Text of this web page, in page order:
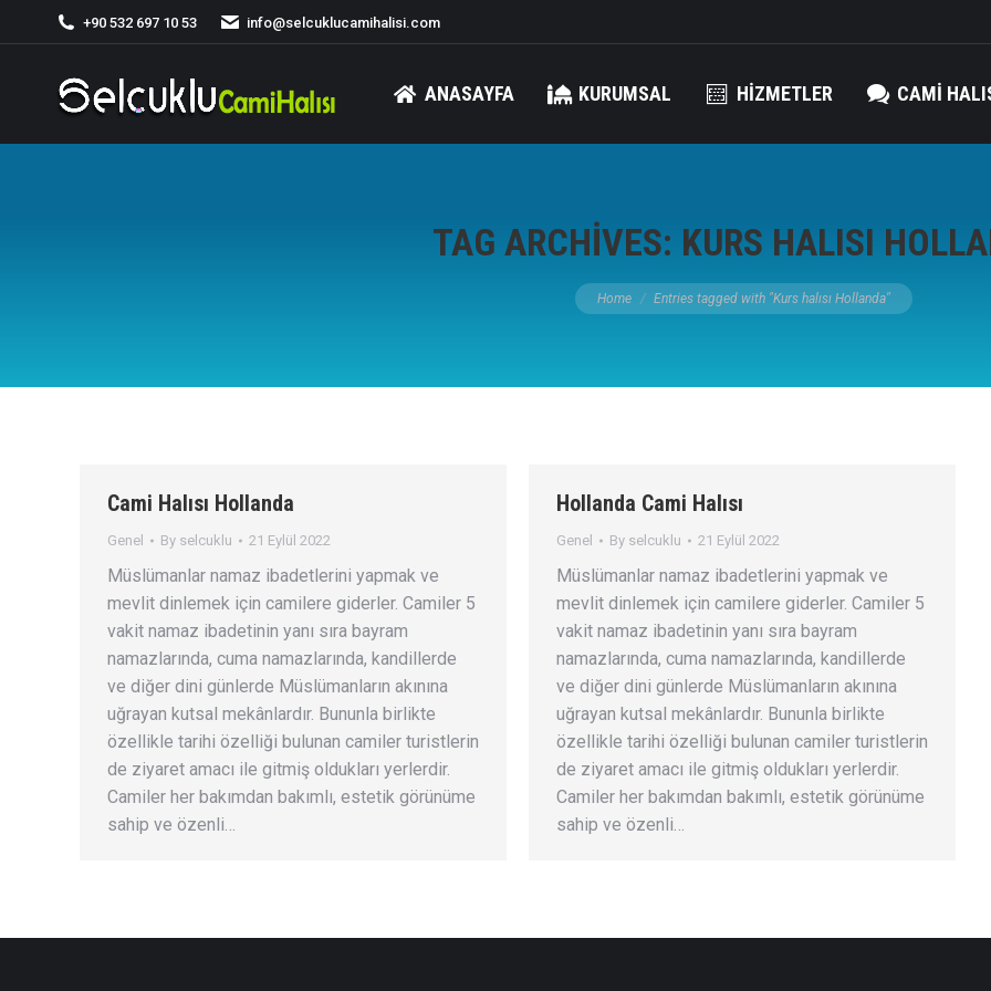
+90 532 697 10 53 info@selcuklucamihalisi.com
ANASAYFA KURUMSAL HIZMETLER CAMI
TAG ARCHIVES: KURS HALISI
You are here:
Home Entries tagged with "Kurs halısı Hollanda"
Cami Halısı Hollanda
Genel By selcuklu 21 Eylül 2022
Müslümanlar namaz ibadetlerini yapmak ve
mevlit dinlemek için camilere giderler. Camiler 5
vakit namaz ibadetinin yanı sıra bayram
namazlarında, cuma namazlarında, kandillerde
ve diğer dini günlerde Müslümanların akınına
uğrayan kutsal mekânlardır. Bununla birlikte
özellikle tarihi özelliği bulunan camiler turistlerin
de ziyaret amacı ile gitmiş oldukları yerlerdir.
Camiler her bakımdan bakımlı, estetik görünüme
sahip ve özenli…
Hollanda Cami Halısı
Genel By selcuklu 21 Eylül 2022
Müslümanlar namaz ibadetlerini yapmak ve
mevlit dinlemek için camilere giderler. Camiler 5
vakit namaz ibadetinin yanı sıra bayram
namazlarında, cuma namazlarında, kandillerde
ve diğer dini günlerde Müslümanların akınına
uğrayan kutsal mekânlardır. Bununla birlikte
özellikle tarihi özelliği bulunan camiler turistlerin
de ziyaret amacı ile gitmiş oldukları yerlerdir.
Camiler her bakımdan bakımlı, estetik görünüme
sahip ve özenli…